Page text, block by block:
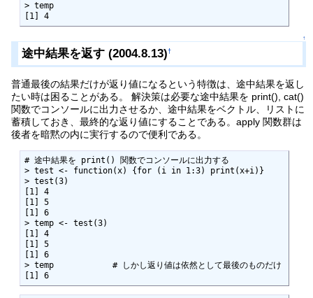
> temp
[1] 4
↑
途中結果を返す (2004.8.13)†
普通最後の結果だけが返り値になるという特徴は、途中結果を返し
たい時は困ることがある。 解決策は必要な途中結果を print(), cat()
関数でコンソールに出力させるか、途中結果をベクトル、リストに
蓄積しておき、最終的な返り値にすることである。apply 関数群は
後者を暗黙の内に実行するので便利である。
# 途中結果を print() 関数でコンソールに出力する
> test <- function(x) {for (i in 1:3) print(x+i)}
> test(3)
[1] 4
[1] 5
[1] 6
> temp <- test(3)
[1] 4
[1] 5
[1] 6
> temp            # しかし返り値は依然として最後のものだけ
[1] 6